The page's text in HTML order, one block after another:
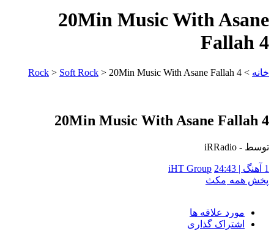
20Min Music With Asane
Fallah 4
خانه >
Rock > Soft Rock > 20Min Music With Asane Fallah 4
20Min Music With Asane Fallah 4
توسط - iRRadio
1 آهنگ | 24:43
iHT Group
پخش همه مکث
مورد علاقه ها
اشتراک گذاری